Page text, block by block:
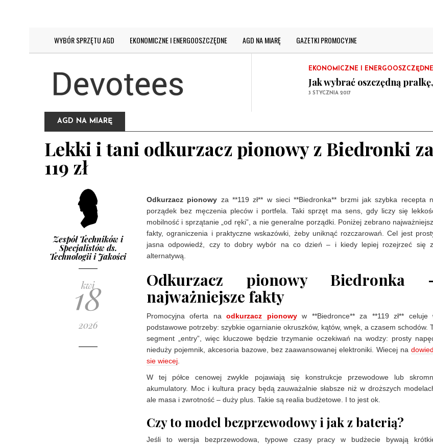
WYBÓR SPRZĘTU AGD EKONOMICZNE I ENERGOOSZCZĘDNE AGD NA MIARĘ GAZETKI PROMOCYJNE
Co i kiedy kupimy taniej?
EKONOMICZNE I ENERGOOSZCZĘDNE
Jak wybrać oszczędną
3 STYCZNIA 2017
Jak wybrać dobrą
GAZETKI PROMOCYJNE
Co i kiedy kupimy taniej?
AGD NA MIARĘ
Lekki i tani odkurzacz pionowy z Biedronki
119 zł
Zespół Techników i
Specjalistów ds.
Technologii i Jakości
kwi
18
2026
Odkurzacz pionowy za **119 zł** w sieci **Biedronka** brzmi jak szybka recepta
porządek bez męczenia pleców i portfela. Taki sprzęt ma sens, gdy liczy się
mobilność i sprzątanie „od ręki”, a nie generalne porządki. Poniżej zebrano
fakty, ograniczenia i praktyczne wskazówki, żeby uniknąć rozczarowań. Cel jest
jasna odpowiedź, czy to dobry wybór na co dzień – i kiedy lepiej rozejrzeć się
alternatywą.
Odkurzacz pionowy Biedronka
najważniejsze fakty
Promocyjna oferta naodkurzacz pionowyw **Biedronce** za **119 zł** celuje
podstawowe potrzeby: szybkie ogarnianie okruszków, kątów, wnęk, a czasem schodów.
segment „entry”, więc kluczowe będzie trzymanie oczekiwań na wodzy: prosty
nieduży pojemnik, akcesoria bazowe, bez zaawansowanej elektroniki. Wiecej na
sie wiecej
W tej półce cenowej zwykle pojawiają się konstrukcje przewodowe lub
akumulatory. Moc i kultura pracy będą zauważalnie słabsze niż w droższych
ale masa i zwrotność – duży plus. Takie są realia budżetowe. I to jest ok.
Czy to model bezprzewodowy i jak z baterią?
Jeśli to wersja bezprzewodowa, typowe czasy pracy w budżecie bywają